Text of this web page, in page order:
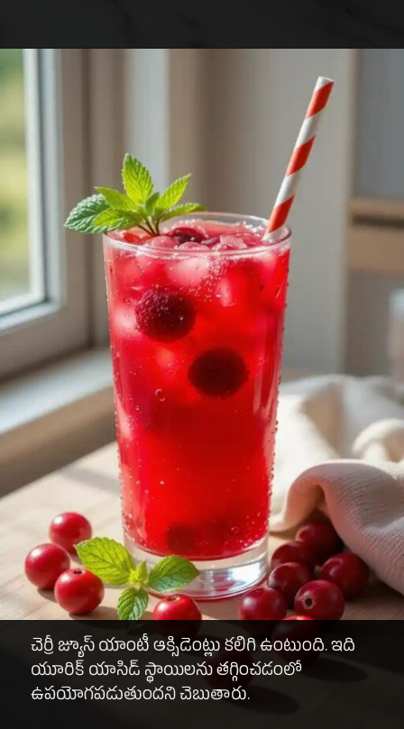
చెర్రీ జ్యూస్ యాంటీ ఆక్సిడెంట్లు కలిగి ఉంటుంది. ఇది
యూరిక్ యాసిడ్ స్థాయిలను తగ్గించడంలో
ఉపయోగపడుతుందని చెబుతారు.